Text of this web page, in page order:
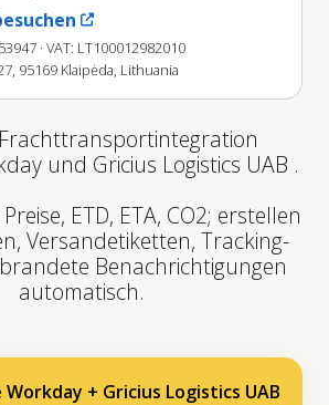
· VAT: LT100012982010
95169 Klaipėda, Lithuania
und Gricius Logistics UAB .
ETD, ETA, CO2; erstellen
Versandetiketten, Tracking-
Benachrichtigungen
automatisch.
+ Gricius Logistics UAB